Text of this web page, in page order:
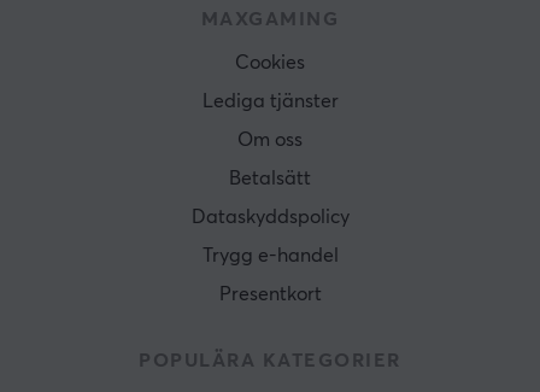
MAXGAMING
Cookies
Lediga tjänster
Om oss
Betalsätt
Dataskyddspolicy
Trygg e-handel
Presentkort
POPULÄRA KATEGORIER